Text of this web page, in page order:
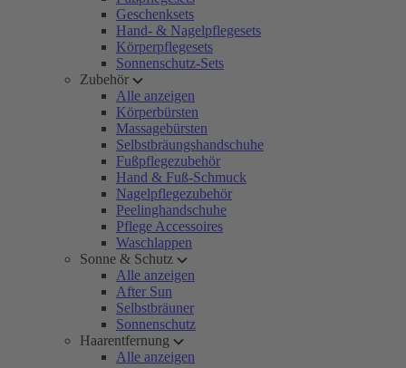
Geschenksets
Hand- & Nagelpflegesets
Körperpflegesets
Sonnenschutz-Sets
Zubehör
Alle anzeigen
Körperbürsten
Massagebürsten
Selbstbräungshandschuhe
Fußpflegezubehör
Hand & Fuß-Schmuck
Nagelpflegezubehör
Peelinghandschuhe
Pflege Accessoires
Waschlappen
Sonne & Schutz
Alle anzeigen
After Sun
Selbstbräuner
Sonnenschutz
Haarentfernung
Alle anzeigen